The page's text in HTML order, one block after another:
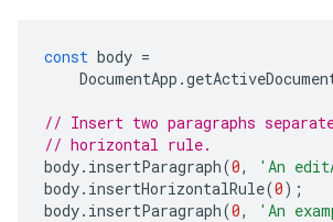
const body =
DocumentApp .
// Insert two paragraphs
// horizontal rule.
body. insertParagraph(0, 'An
body. insertHorizontalRule(0);
body. insertParagraph(0, 'An